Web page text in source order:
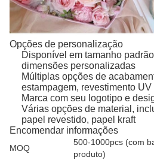
Opções de personalização
Disponível em tamanho
dimensões personalizadas
Múltiplas opções de
estampagem, revestimento UV
Marca com seu logotipo e
Várias opções de material,
papel revestido, papel kraft
Encomendar informações
MOQ
500-1000pcs (com
produto)